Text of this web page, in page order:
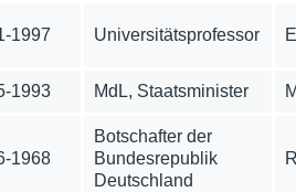
1997 Universitätsprofessor
1993 MdL, Staatsminister
1968
Botschafter der
Bundesrepublik
Deutschland